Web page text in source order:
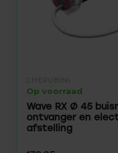
CHERUBINI
Op voorraad
Wave RX Ø 45
ontvanger en
afstelling